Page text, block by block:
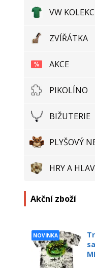
VW
ZVÍŘÁTKA
AKCE
PIKOLÍNO
BIŽUTERIE
PLYŠOVÝ
HRY A
Akční zboží
NOVINKA